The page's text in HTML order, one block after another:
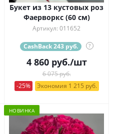
Букет из 13 кустовых роз
Фаерворкс (60 см)
Артикул: 011652
CashBack 243 руб. ?
4 860руб./шт
6 075 руб.
-25%
Экономия 1 215 руб.
НОВИНКА